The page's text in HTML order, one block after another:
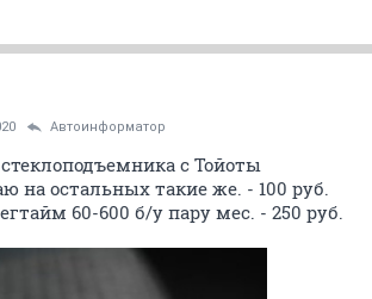
Автоинформатор
с Тойоты
на остальных такие же. - 100 руб.
60-600 б/у пару мес. - 250 руб.